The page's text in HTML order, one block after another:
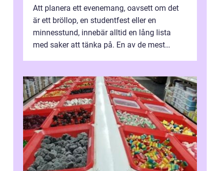
Att planera ett evenemang, oavsett om det
är ett bröllop, en studentfest eller en
minnesstund, innebär alltid en lång lista
med saker att tänka på. En av de mest